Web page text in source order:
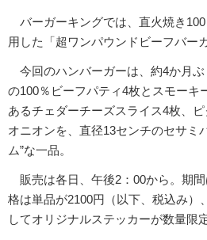
バーガーキングでは、直火焼き
用した「超ワンパウンドビーフバー
今回のハンバーガーは、約4か月ぶ
の100％ビーフパティ4枚とスモーキ
あるチェダーチーズスライス4枚、ピ
オニオンを、直径13センチのセサミ
ム”な一品。
販売は各日、午後2：00から。期
格は単品が2100円（以下、税込み）
してオリジナルステッカーが数量限